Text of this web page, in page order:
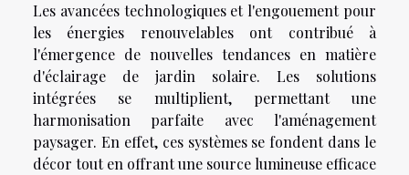
Les avancées technologiques et l'engouement pour
les énergies renouvelables ont contribué à
l'émergence de nouvelles tendances en matière
d'éclairage de jardin solaire. Les solutions
intégrées se multiplient, permettant une
harmonisation parfaite avec l'aménagement
paysager. En effet, ces systèmes se fondent dans le
décor tout en offrant une source lumineuse efficace